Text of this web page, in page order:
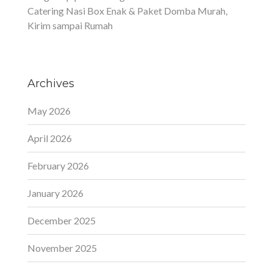
Catering Nasi Box Enak & Paket Domba Murah,
Kirim sampai Rumah
Archives
May 2026
April 2026
February 2026
January 2026
December 2025
November 2025